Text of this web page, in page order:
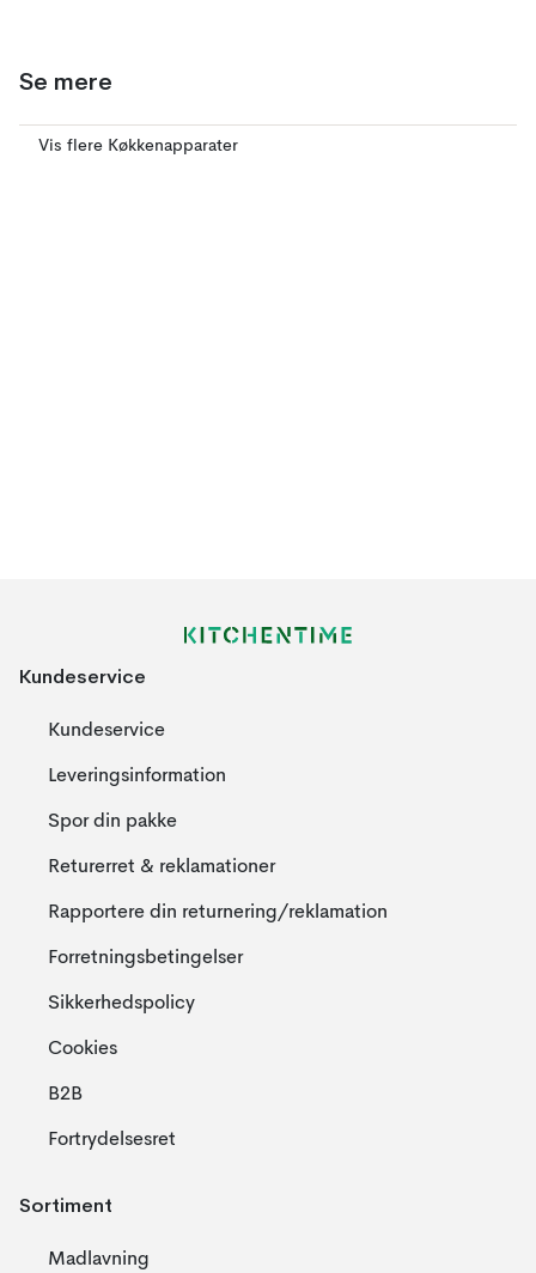
Se mere
Vis flere Køkkenapparater
Kundeservice
Kundeservice
Leveringsinformation
Spor din pakke
Returerret & reklamationer
Rapportere din returnering/reklamation
Forretningsbetingelser
Sikkerhedspolicy
Cookies
B2B
Fortrydelsesret
Sortiment
Madlavning